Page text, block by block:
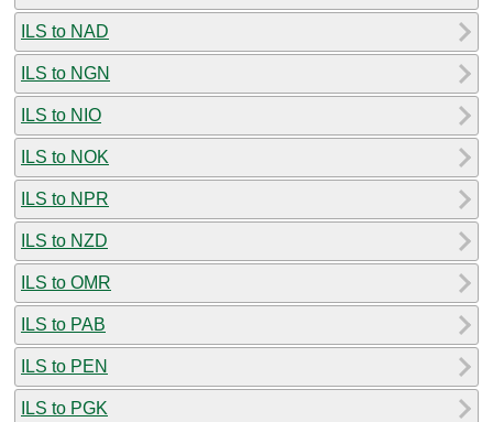
ILS to NAD
ILS to NGN
ILS to NIO
ILS to NOK
ILS to NPR
ILS to NZD
ILS to OMR
ILS to PAB
ILS to PEN
ILS to PGK